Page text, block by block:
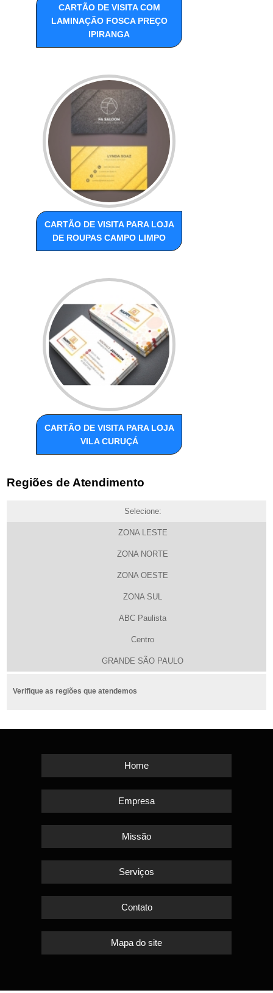
CARTÃO DE VISITA COM
LAMINAÇÃO FOSCA PREÇO
IPIRANGA
CARTÃO DE VISITA PARA LOJA
DE ROUPAS CAMPO LIMPO
CARTÃO DE VISITA PARA LOJA
VILA CURUÇÁ
Regiões de Atendimento
Selecione:
ZONA LESTE
ZONA NORTE
ZONA OESTE
ZONA SUL
ABC Paulista
Centro
GRANDE SÃO PAULO
Verifique as regiões que atendemos
Home
Empresa
Missão
Serviços
Contato
Mapa do site